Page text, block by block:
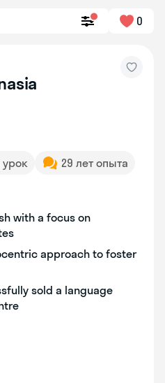
0
урок
29 лет опыта
with a focus on
approach to foster
sold a language